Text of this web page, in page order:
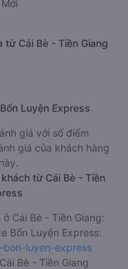
của xe khách Bốn
19:10
khoảng: 11.1 giờ
Luyện Express
Luyện Express
từ Cái Bè - Tiền Giang